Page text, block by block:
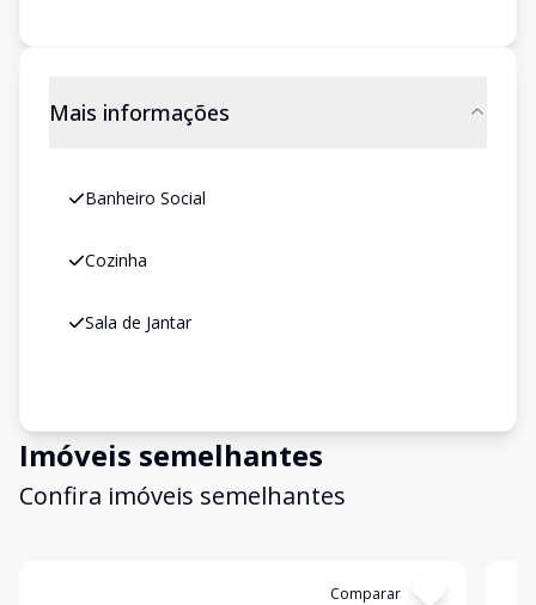
Mais informações
Banheiro Social
Cozinha
Sala de Jantar
Imóveis semelhantes
Confira imóveis semelhantes
Comparar